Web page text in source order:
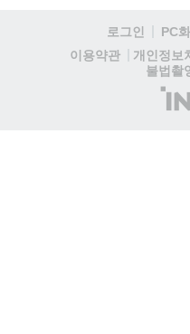
로그인 PC
이용약관
개인정보
불법촬